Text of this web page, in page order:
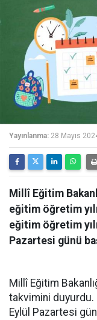
Yayınlanma: 28 Mayıs
Millî Eğitim
eğitim öğretim
eğitim öğretim
Pazartesi günü
Millî Eğitim
takvimini duyurdu.
Eylül Pazartesi